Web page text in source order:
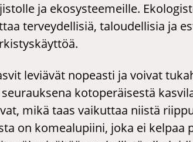
ja ekosysteemeille.
terveydellisiä, taloudellisia ja
leviävät nopeasti ja voivat
kotoperäisestä
mikä taas vaikuttaa niistä
on komealupiini, joka ei kelpaa